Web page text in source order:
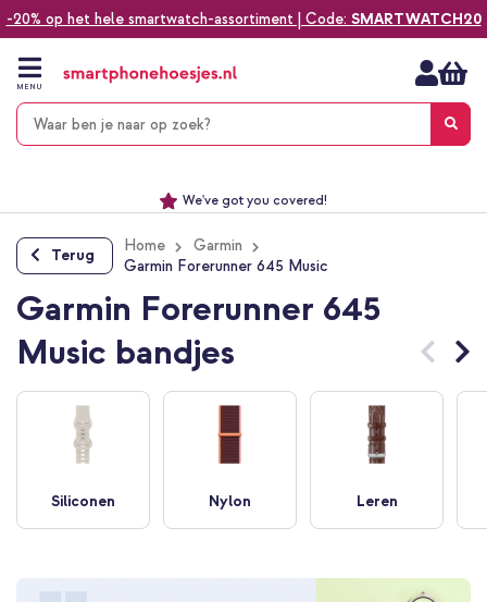
-20% op het hele smartwatch-assortiment | Code: SMARTWATCH20
naar
inhoud
MENU
Alles voor jouw telefoon, tablet, smartwatch of laptop
We've got you covered!
Terug
Home
Garmin
Garmin Forerunner 645 Music
Garmin Forerunner 645
Music bandjes
Siliconen Nylon Leren